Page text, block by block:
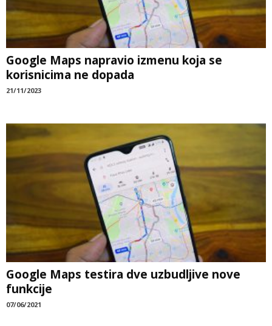
Google Maps napravio izmenu koja se
korisnicima ne dopada
21/11/2023
Google Maps testira dve uzbudljive nove
funkcije
07/06/2021